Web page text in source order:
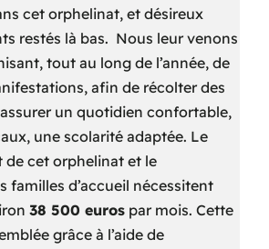
cet orphelinat, et désireux
restés là bas. Nous leur venons
tout au long de l’année, de
afin de récolter des
un quotidien confortable,
une scolarité adaptée. Le
cet orphelinat et le
familles d’accueil nécessitent
38 500 euros par mois. Cette
grâce à l’aide de